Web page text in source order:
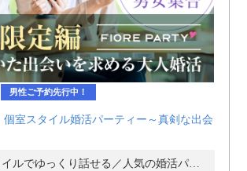
男性ご予約先行中！
個室スタイル婚活パーティー～真剣な出会
＼着席スタイルでゆっくり話せる／人気の婚活パーティー・街コン